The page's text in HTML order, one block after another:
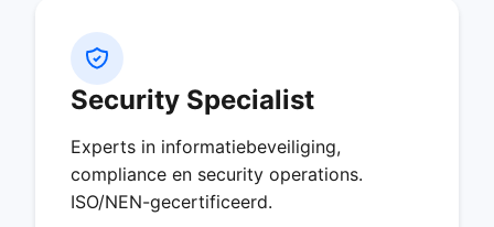
Security Specialist
Experts in informatiebeveiliging,
compliance en security operations.
ISO/NEN-gecertificeerd.